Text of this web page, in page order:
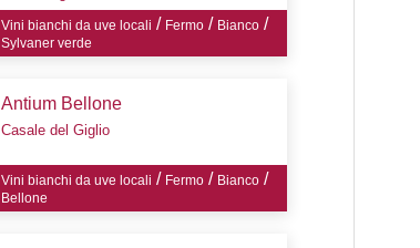
Vini bianchi da uve locali / Fermo / Bianco /
Sylvaner verde
Antium Bellone
Casale del Giglio
Vini bianchi da uve locali / Fermo / Bianco /
Bellone